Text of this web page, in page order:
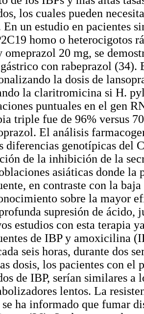
los cuales pueden
En un estudio en pacientes
homo o heterocigotos
omeprazol 20 mg, se
con rabeprazol (34).
la dosis de
la claritromicina si H.
puntuales en el gen
triple fue de 96% versus
El análisis
diferencias genotípicas del
de la inhibición de la
asiáticas donde la
en contraste con la
sobre la mayor
supresión de ácido,
estudios con esta terapia
de IBP y amoxicilina
seis horas, durante dos
dosis, los pacientes con
de IBP, serían similares
lentos. La
se ha informado que fumar